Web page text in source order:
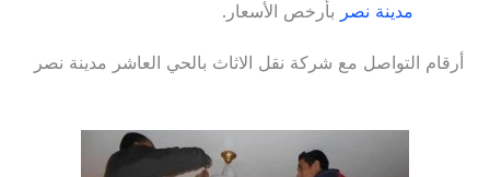
مدينة نصر
بأرخص الأسعار.
أرقام التواصل مع شركة نقل الاثاث بالحي العاشر مدينة نصر